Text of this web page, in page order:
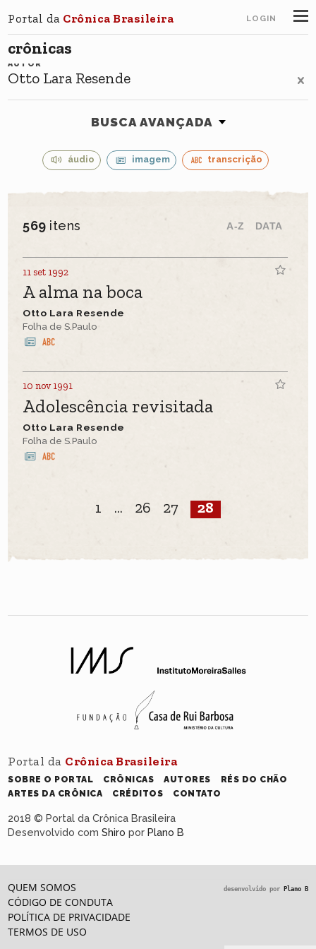
Portal da Crônica Brasileira LOGIN
crônicas
AUTOR
Otto Lara Resende
BUSCA AVANÇADA
áudio imagem transcrição
569 itens A-Z DATA
11 set 1992
A alma na boca
Otto Lara Resende
Folha de S.Paulo
10 nov 1991
Adolescência revisitada
Otto Lara Resende
Folha de S.Paulo
1 ... 26 27 28
Portal da Crônica Brasileira
SOBRE O PORTAL CRÔNICAS AUTORES
RÉS DO CHÃO
ARTES DA CRÔNICA
CRÉDITOS CONTATO
2018 © Portal da Crônica Brasileira
Desenvolvido comShiro porPlano B
QUEM SOMOS
CÓDIGO DE CONDUTA
POLÍTICA DE PRIVACIDADE
TERMOS DE USO
desenvolvido por Plano B